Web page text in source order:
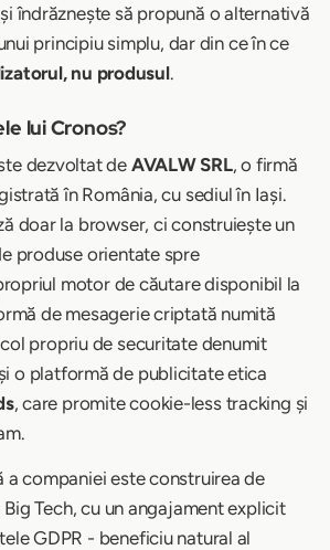
îndrăznește să propună o alternativă
principiu simplu, dar din ce în ce
nu produsul.
lui Cronos?
dezvoltat de AVALW SRL, o firmă
în România, cu sediul în Iași.
doar la browser, ci construiește un
produse orientate spre
motor de căutare disponibil la
de mesagerie criptată numită
propriu de securitate denumit
o platformă de publicitate etica
, care promite cookie-less tracking și
a companiei este construirea de
Tech, cu un angajament explicit
GDPR - beneficiu natural al